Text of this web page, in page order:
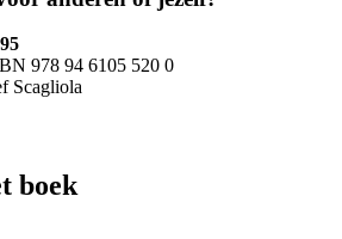
978 94 6105 520 0
Scagliola
boek